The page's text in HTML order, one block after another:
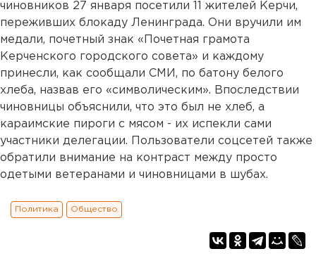
чиновников 27 января посетили 11 жителей Керчи,
переживших блокаду Ленинграда. Они вручили им
медали, почетный знак «Почетная грамота
Керченского городского совета» и каждому
принесли, как сообщали СМИ, по батону белого
хлеба, назвав его «символическим». Впоследствии
чиновницы объяснили, что это был не хлеб, а
караимские пироги с мясом - их испекли сами
участники делегации. Пользователи соцсетей также
обратили внимание на контраст между просто
одетыми ветеранами и чиновницами в шубах.
Политика Общество